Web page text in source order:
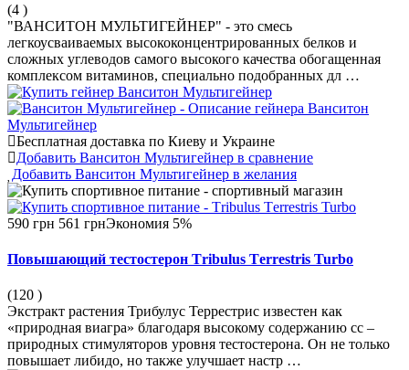
(4 )
"ВАНСИТОН МУЛЬТИГЕЙНЕР" - это смесь
легкоусваиваемых высококонцентрированных белков и
сложных углеводов самого высокого качества обогащенная
комплексом витаминов, специально подобранных дл …
Бесплатная доставка по Киеву и Украине
Добавить Ванситон Мультигейнер в сравнение
Добавить Ванситон Мультигейнер в желания
590 грн 561 грнЭкономия 5%
Повышающий тестостерон Тribulus Тerrestris Turbo
(120 )
Экстракт растения Трибулус Террестрис известен как
«природная виагра» благодаря высокому содержанию сс –
природных стимуляторов уровня тестостерона. Он не только
повышает либидо, но также улучшает настр …